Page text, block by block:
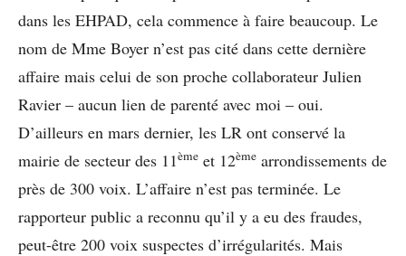
dans les EHPAD, cela commence à faire beaucoup. Le
nom de Mme Boyer n’est pas cité dans cette dernière
affaire mais celui de son proche collaborateur Julien
Ravier – aucun lien de parenté avec moi – oui.
D’ailleurs en mars dernier, les LR ont conservé la
mairie de secteur des 11ème et 12ème arrondissements de
près de 300 voix. L’affaire n’est pas terminée. Le
rapporteur public a reconnu qu’il y a eu des fraudes,
peut-être 200 voix suspectes d’irrégularités. Mais